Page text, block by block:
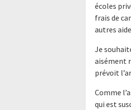
écoles
frais de
autres
Je
aisément
prévoit
Comme
qui est